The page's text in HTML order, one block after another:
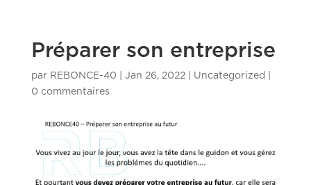
Préparer son entreprise
par REBONCE-40 Jan 26, 2022| Uncategorized
0 commentaires